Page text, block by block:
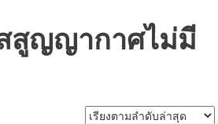
สูญญากาศไม่มี